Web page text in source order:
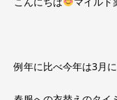
例年に比べ今年は3月